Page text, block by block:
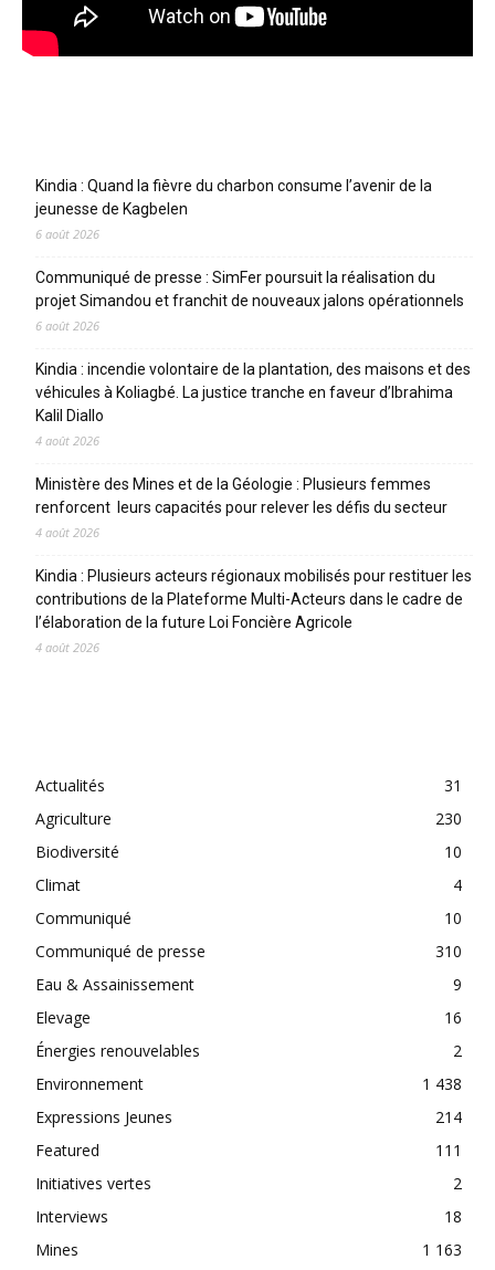
Kindia : Quand la fièvre du charbon consume l’avenir de la
jeunesse de Kagbelen
6 août 2026
Communiqué de presse : SimFer poursuit la réalisation du
projet Simandou et franchit de nouveaux jalons opérationnels
6 août 2026
Kindia : incendie volontaire de la plantation, des maisons et des
véhicules à Koliagbé. La justice tranche en faveur d’Ibrahima
Kalil Diallo
4 août 2026
Ministère des Mines et de la Géologie : Plusieurs femmes
renforcent leurs capacités pour relever les défis du secteur
4 août 2026
Kindia : Plusieurs acteurs régionaux mobilisés pour restituer les
contributions de la Plateforme Multi-Acteurs dans le cadre de
l’élaboration de la future Loi Foncière Agricole
4 août 2026
Actualités
31
Agriculture
230
Biodiversité
10
Climat
4
Communiqué
10
Communiqué de presse
310
Eau & Assainissement
9
Elevage
16
Énergies renouvelables
2
Environnement
1 438
Expressions Jeunes
214
Featured
111
Initiatives vertes
2
Interviews
18
Mines
1 163